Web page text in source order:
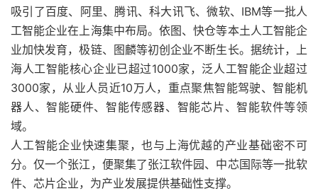
吸引了百度、阿里、腾讯、科大讯飞、微软、IBM等一批人
工智能企业在上海集中布局。依图、快仓等本土人工智能企
业加快发育，极链、图麟等初创企业不断生长。据统计，上
海人工智能核心企业已超过1000家，泛人工智能企业超过
3000家，从业人员近10万人，重点聚焦智能驾驶、智能机
器人、智能硬件、智能传感器、智能芯片、智能软件等领
域。
人工智能企业快速集聚，也与上海优越的产业基础密不可
分。仅一个张江，便聚集了张江软件园、中芯国际等一批软
件、芯片企业，为产业发展提供基础性支撑。